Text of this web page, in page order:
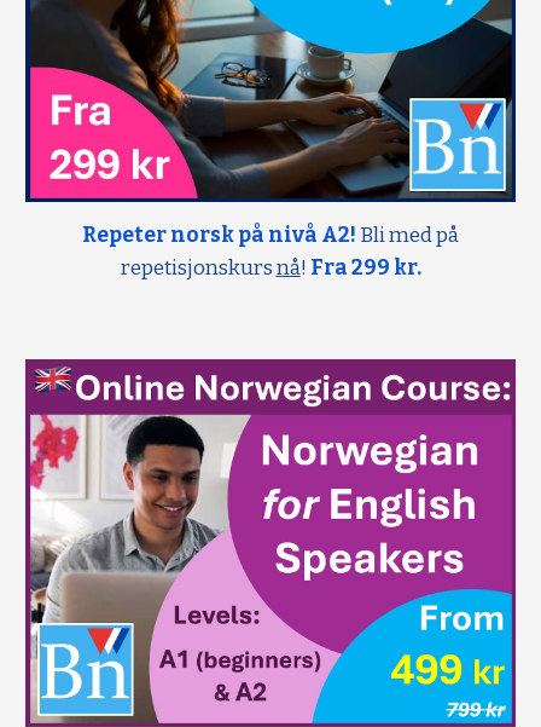
Repeter norsk på nivå A2! Bli med på
repetisjonskursnå! Fra 299 kr.